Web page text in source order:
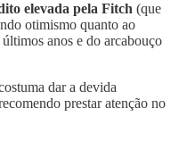
elevada pela Fitch (que
otimismo quanto ao
anos e do arcabouço
dar a devida
prestar atenção no